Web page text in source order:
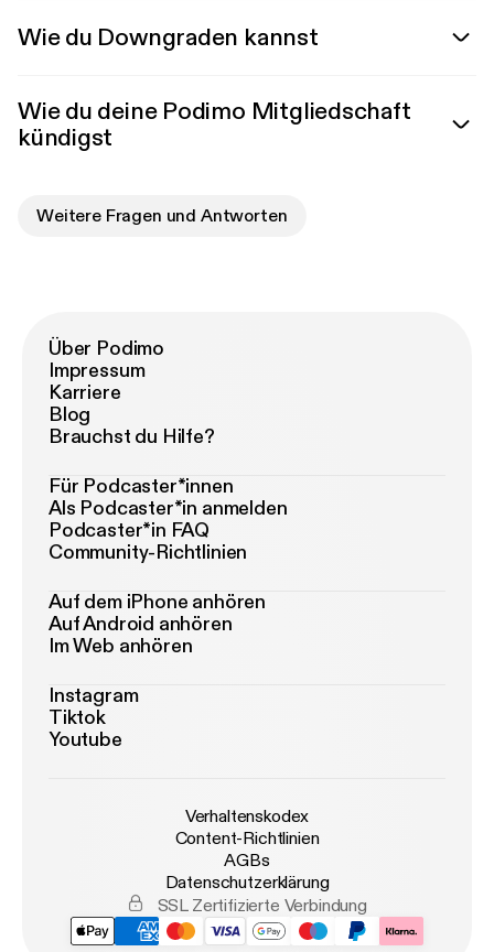
Wie du Downgraden kannst
Wie du deine Podimo Mitgliedschaft
kündigst
Weitere Fragen und Antworten
Über Podimo
Impressum
Karriere
Blog
Brauchst du Hilfe?
Für Podcaster*innen
Als Podcaster*in anmelden
Podcaster*in FAQ
Community-Richtlinien
Auf dem iPhone anhören
Auf Android anhören
Im Web anhören
Instagram
Tiktok
Youtube
Verhaltenskodex
Content-Richtlinien
AGBs
Datenschutzerklärung
SSL Zertifizierte Verbindung